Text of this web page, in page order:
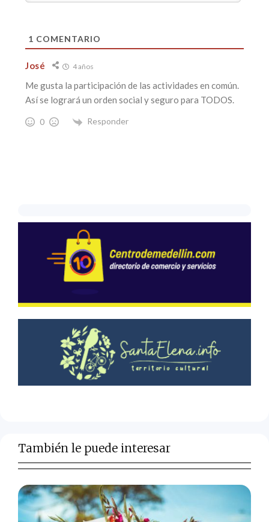
1 COMENTARIO
José 4 años
Me gusta la participación de las actividades en común.
Así se logrará un orden social y seguro para TODOS.
0 Responder
También le puede interesar